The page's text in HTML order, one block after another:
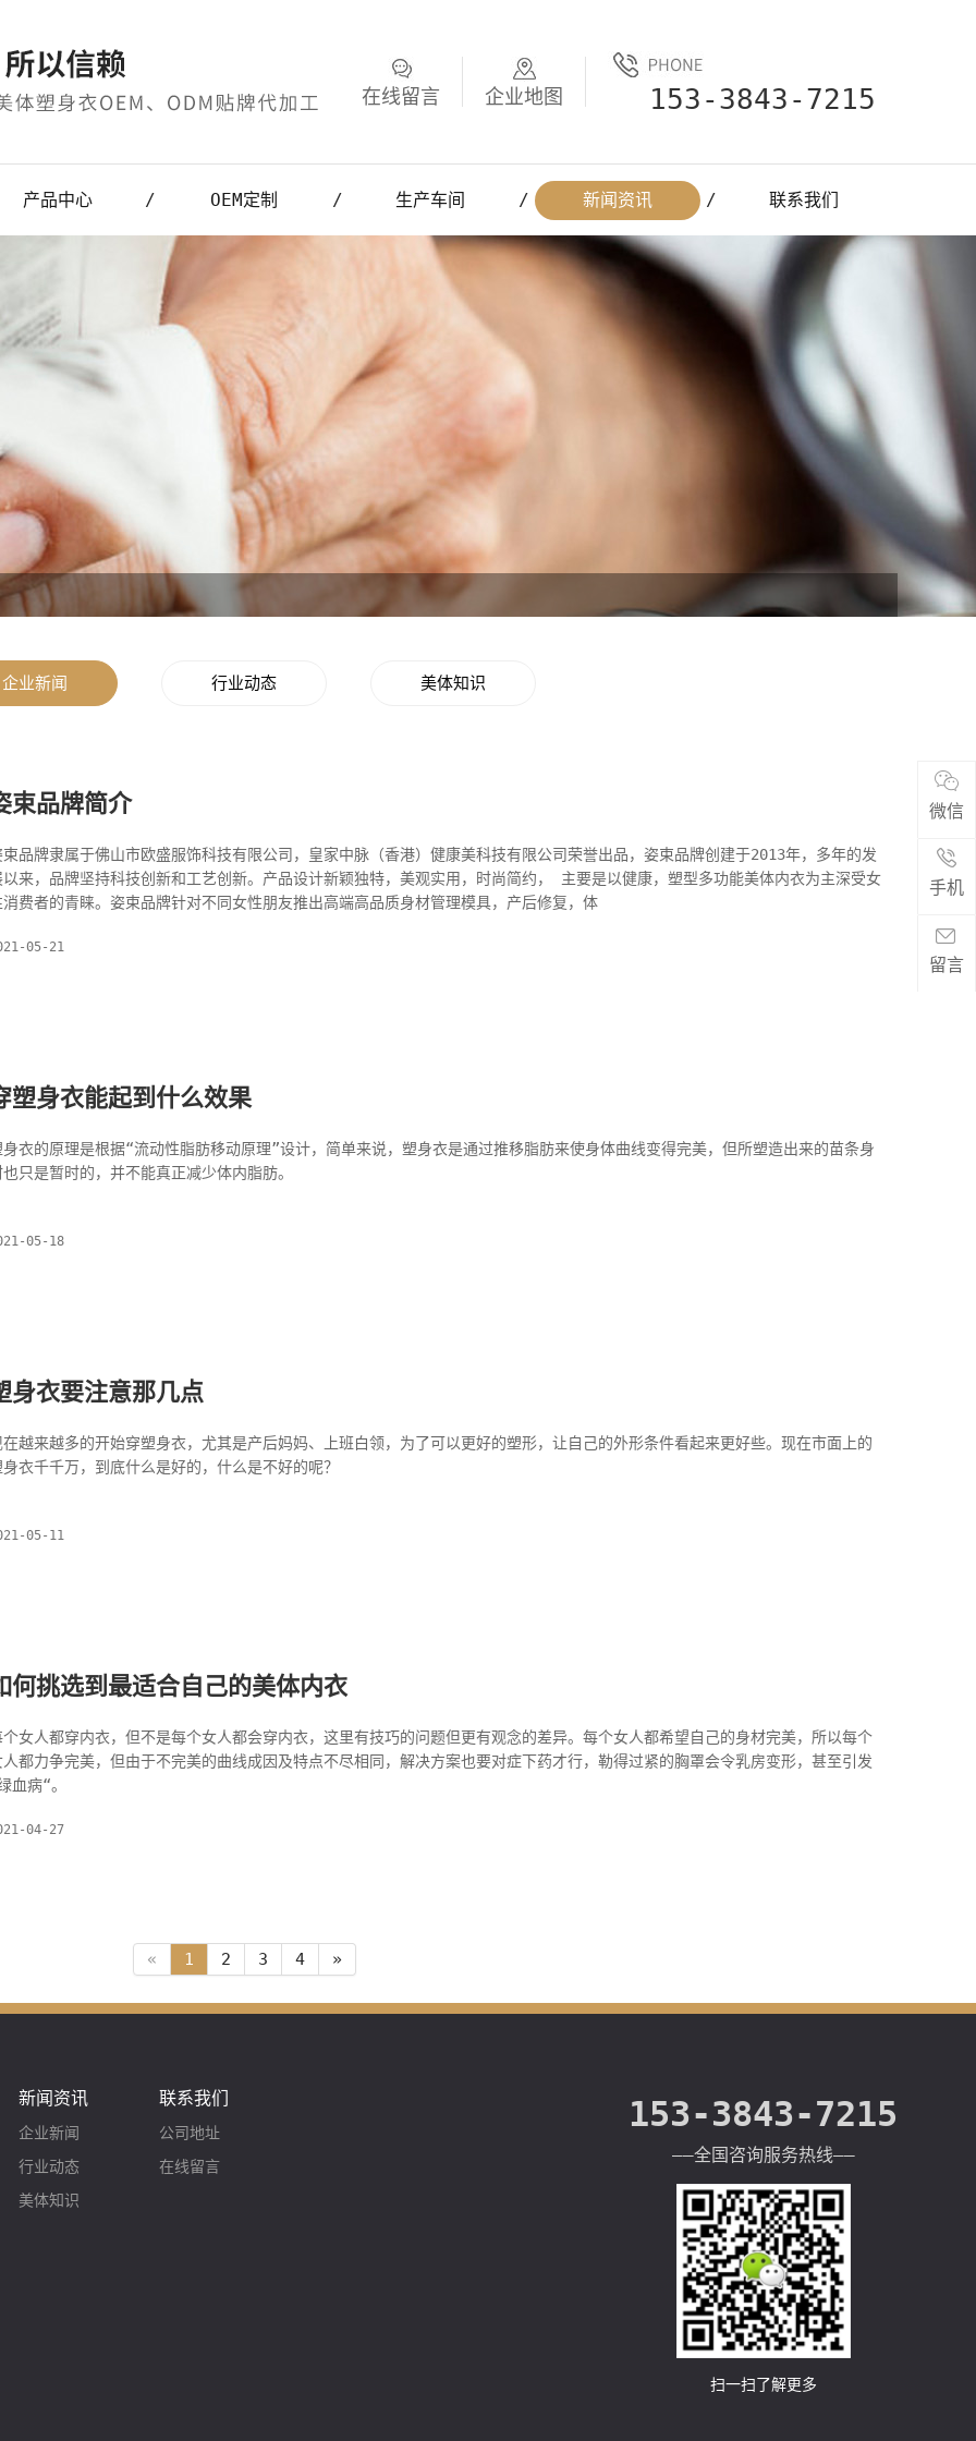
在线留言 企业地图 153-3843-7215
产品中心 OEM定制 生产车间 新闻资讯 联系我们
企业新闻 行业动态 美体知识
束品牌简介
束品牌隶属于佛山市欧盛服饰科技有限公司，皇家中脉（香港）健康美科技有限公司荣誉出品，姿束品牌创建于2013年，多年的发
来，品牌坚持科技创新和工艺创新。产品设计新颖独特，美观实用，时尚简约， 主要是以健康，塑型多功能美体内衣为主深受女
消费者的青睐。姿束品牌针对不同女性朋友推出高端高品质身材管理模具，产后修复，体
05-21
塑身衣能起到什么效果
身衣的原理是根据“流动性脂肪移动原理”设计，简单来说，塑身衣是通过推移脂肪来使身体曲线变得完美，但所塑造出来的苗条身
也只是暂时的，并不能真正减少体内脂肪。
05-18
身衣要注意那几点
在越来越多的开始穿塑身衣，尤其是产后妈妈、上班白领，为了可以更好的塑形，让自己的外形条件看起来更好些。现在市面上的
身衣千千万，到底什么是好的，什么是不好的呢？
05-11
何挑选到最适合自己的美体内衣
个女人都穿内衣，但不是每个女人都会穿内衣，这里有技巧的问题但更有观念的差异。每个女人都希望自己的身材完美，所以每个
人都力争完美，但由于不完美的曲线成因及特点不尽相同，解决方案也要对症下药才行，勒得过紧的胸罩会令乳房变形，甚至引发
血病“。
04-27
« 1 2 3 4 »
微信
手机
留言
新闻资讯
企业新闻
行业动态
美体知识
联系我们
公司地址
在线留言
153-3843-7215
——全国咨询服务热线——
扫一扫了解更多